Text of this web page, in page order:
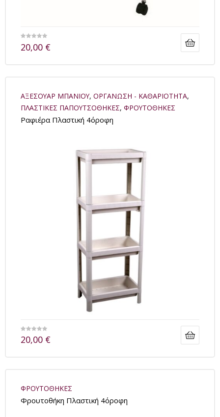
20,00 €
ΑΞΕΣΟΥΑΡ ΜΠΑΝΙΟΥ, ΟΡΓΑΝΩΣΗ - ΚΑΘΑΡΙΟΤΗΤΑ,
ΠΛΑΣΤΙΚΕΣ ΠΑΠΟΥΤΣΟΘΗΚΕΣ, ΦΡΟΥΤΟΘΗΚΕΣ
Ραφιέρα Πλαστική 4όροφη
20,00 €
ΦΡΟΥΤΟΘΗΚΕΣ
Φρουτοθήκη Πλαστική 4όροφη